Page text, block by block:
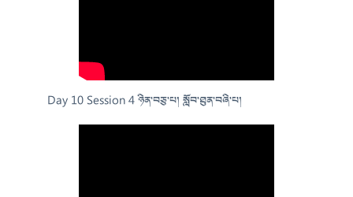
Day 10 Session 4 ཉིན་བཅུ་པ། སློབ་ཐུན་བཞི་པ།